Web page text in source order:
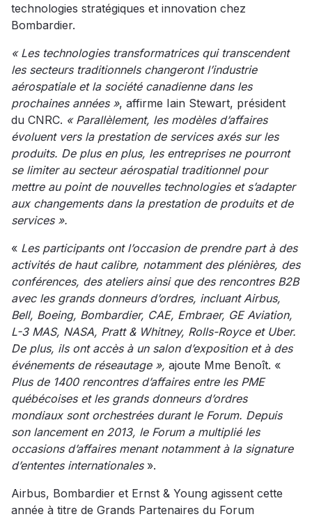
technologies stratégiques et innovation chez
Bombardier.
« Les technologies transformatrices qui transcendent
les secteurs traditionnels changeront l’industrie
aérospatiale et la société canadienne dans les
prochaines années », affirme Iain Stewart, président
du CNRC. « Parallèlement, les modèles d’affaires
évoluent vers la prestation de services axés sur les
produits. De plus en plus, les entreprises ne pourront
se limiter au secteur aérospatial traditionnel pour
mettre au point de nouvelles technologies et s’adapter
aux changements dans la prestation de produits et de
services ».
« Les participants ont l’occasion de prendre part à des
activités de haut calibre, notamment des plénières, des
conférences, des ateliers ainsi que des rencontres B2B
avec les grands donneurs d’ordres, incluant Airbus,
Bell, Boeing, Bombardier, CAE, Embraer, GE Aviation,
L-3 MAS, NASA, Pratt & Whitney, Rolls-Royce et Uber.
De plus, ils ont accès à un salon d’exposition et à des
événements de réseautage », ajoute Mme Benoît. «
Plus de 1400 rencontres d’affaires entre les PME
québécoises et les grands donneurs d’ordres
mondiaux sont orchestrées durant le Forum. Depuis
son lancement en 2013, le Forum a multiplié les
occasions d’affaires menant notamment à la signature
d’ententes internationales».
Airbus, Bombardier et Ernst & Young agissent cette
année à titre de Grands Partenaires du Forum